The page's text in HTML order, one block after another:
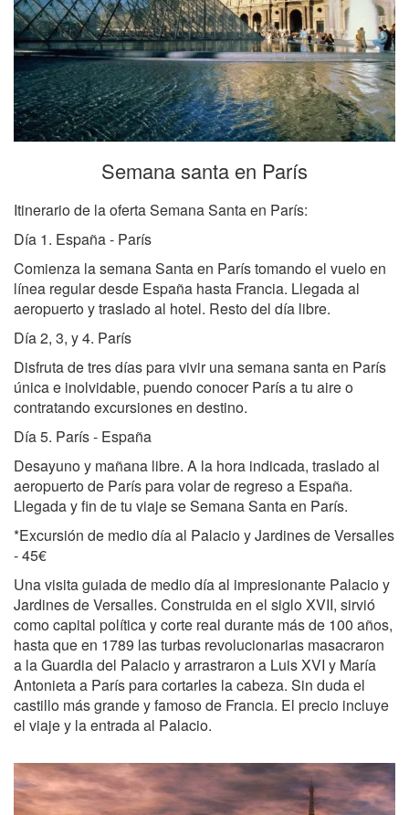
Semana santa en París
Itinerario de la oferta Semana Santa en París:
Día 1. España - París
Comienza la semana Santa en París tomando el vuelo en
línea regular desde España hasta Francia. Llegada al
aeropuerto y traslado al hotel. Resto del día libre.
Día 2, 3, y 4. París
Disfruta de tres días para vivir una semana santa en París
única e inolvidable, puendo conocer París a tu aire o
contratando excursiones en destino.
Día 5. París - España
Desayuno y mañana libre. A la hora indicada, traslado al
aeropuerto de París para volar de regreso a España.
Llegada y fin de tu viaje se Semana Santa en París.
*Excursión de medio día al Palacio y Jardines de Versalles
- 45€
Una visita guiada de medio día al impresionante Palacio y
Jardines de Versalles. Construida en el siglo XVII, sirvió
como capital política y corte real durante más de 100 años,
hasta que en 1789 las turbas revolucionarias masacraron
a la Guardia del Palacio y arrastraron a Luis XVI y María
Antonieta a París para cortarles la cabeza. Sin duda el
castillo más grande y famoso de Francia. El precio incluye
el viaje y la entrada al Palacio.